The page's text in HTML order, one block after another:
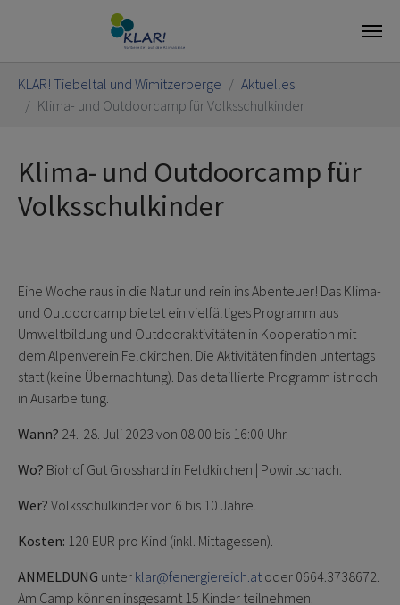
KLAR! Tiebeltal und Wimitzerberge
Aktuelles
Klima- und Outdoorcamp für Volksschulkinder
Klima- und Outdoorcamp für
Volksschulkinder
Eine Woche raus in die Natur und rein ins Abenteuer! Das Klima-
und Outdoorcamp bietet ein vielfältiges Programm aus
Umweltbildung und Outdooraktivitäten in Kooperation mit
dem Alpenverein Feldkirchen. Die Aktivitäten finden untertags
statt (keine Übernachtung). Das detaillierte Programm ist noch
in Ausarbeitung.
Wann? 24.-28. Juli 2023 von 08:00 bis 16:00 Uhr.
Wo? Biohof Gut Grosshard in Feldkirchen | Powirtschach.
Wer? Volksschulkinder von 6 bis 10 Jahre.
Kosten: 120 EUR pro Kind (inkl. Mittagessen).
ANMELDUNG unter klar@fenergiereich.at oder 0664.3738672.
Am Camp können insgesamt 15 Kinder teilnehmen.